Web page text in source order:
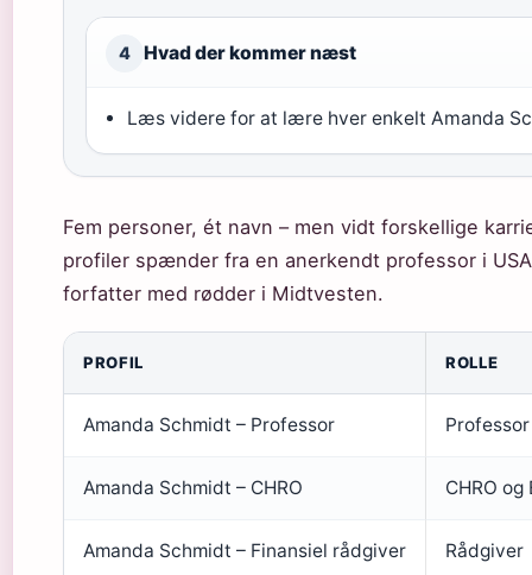
4 Hvad der kommer næst
Læs videre for at lære hver enkelt Amanda
Fem personer, ét navn – men vidt forskellige
profiler spænder fra en anerkendt professor i
forfatter med rødder i Midtvesten.
PROFIL ROLLE
Amanda Schmidt – Professor
Amanda Schmidt – CHRO CHRO
Amanda Schmidt – Finansiel rådgiver Rådgiver